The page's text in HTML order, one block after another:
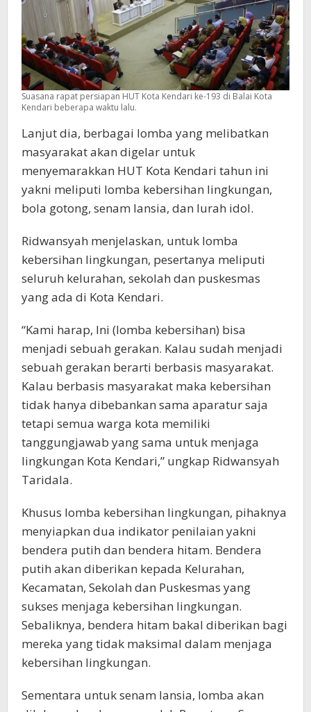
Suasana rapat persiapan HUT Kota Kendari ke-193 di Balai Kota
Kendari beberapa waktu lalu.
Lanjut dia, berbagai lomba yang melibatkan
masyarakat akan digelar untuk
menyemarakkan HUT Kota Kendari tahun ini
yakni meliputi lomba kebersihan lingkungan,
bola gotong, senam lansia, dan lurah idol.
Ridwansyah menjelaskan, untuk lomba
kebersihan lingkungan, pesertanya meliputi
seluruh kelurahan, sekolah dan puskesmas
yang ada di Kota Kendari.
“Kami harap, Ini (lomba kebersihan) bisa
menjadi sebuah gerakan. Kalau sudah menjadi
sebuah gerakan berarti berbasis masyarakat.
Kalau berbasis masyarakat maka kebersihan
tidak hanya dibebankan sama aparatur saja
tetapi semua warga kota memiliki
tanggungjawab yang sama untuk menjaga
lingkungan Kota Kendari,” ungkap Ridwansyah
Taridala.
Khusus lomba kebersihan lingkungan, pihaknya
menyiapkan dua indikator penilaian yakni
bendera putih dan bendera hitam. Bendera
putih akan diberikan kepada Kelurahan,
Kecamatan, Sekolah dan Puskesmas yang
sukses menjaga kebersihan lingkungan.
Sebaliknya, bendera hitam bakal diberikan bagi
mereka yang tidak maksimal dalam menjaga
kebersihan lingkungan.
Sementara untuk senam lansia, lomba akan